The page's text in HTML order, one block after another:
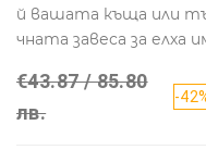
й вашата къща или
чната завеса за
€43.87 / 85.80
лв.
-